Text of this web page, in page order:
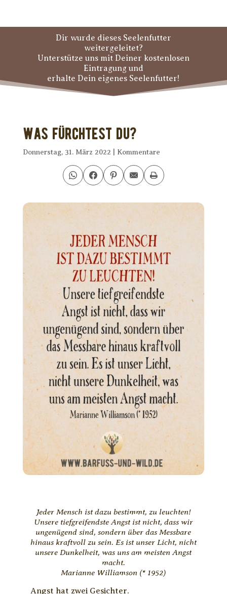
Dir wurde dieses Seelenfutter
weitergeleitet?
Unterstütze uns mit Deiner kostenlosen
Eintragung und
erhalte Dein eigenes Seelenfutter!
Was fürchtest Du?
Donnerstag, 31. März 2022 Kommentare
Jeder Mensch ist dazu bestimmt, zu leuchten!
Unsere tiefgreifendste Angst ist nicht, dass wir
ungenügend sind, sondern über das Messbare
hinaus kraftvoll zu sein. Es ist unser Licht, nicht
unsere Dunkelheit, was uns am meisten Angst
macht.
Marianne Williamson (* 1952)
Angst hat zwei Gesichter.